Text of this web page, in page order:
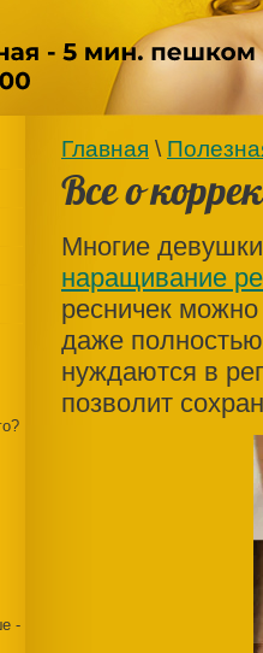
Главная \
Все о
Многие
наращивание
ресничек
даже
нуждаются в
позволит
-